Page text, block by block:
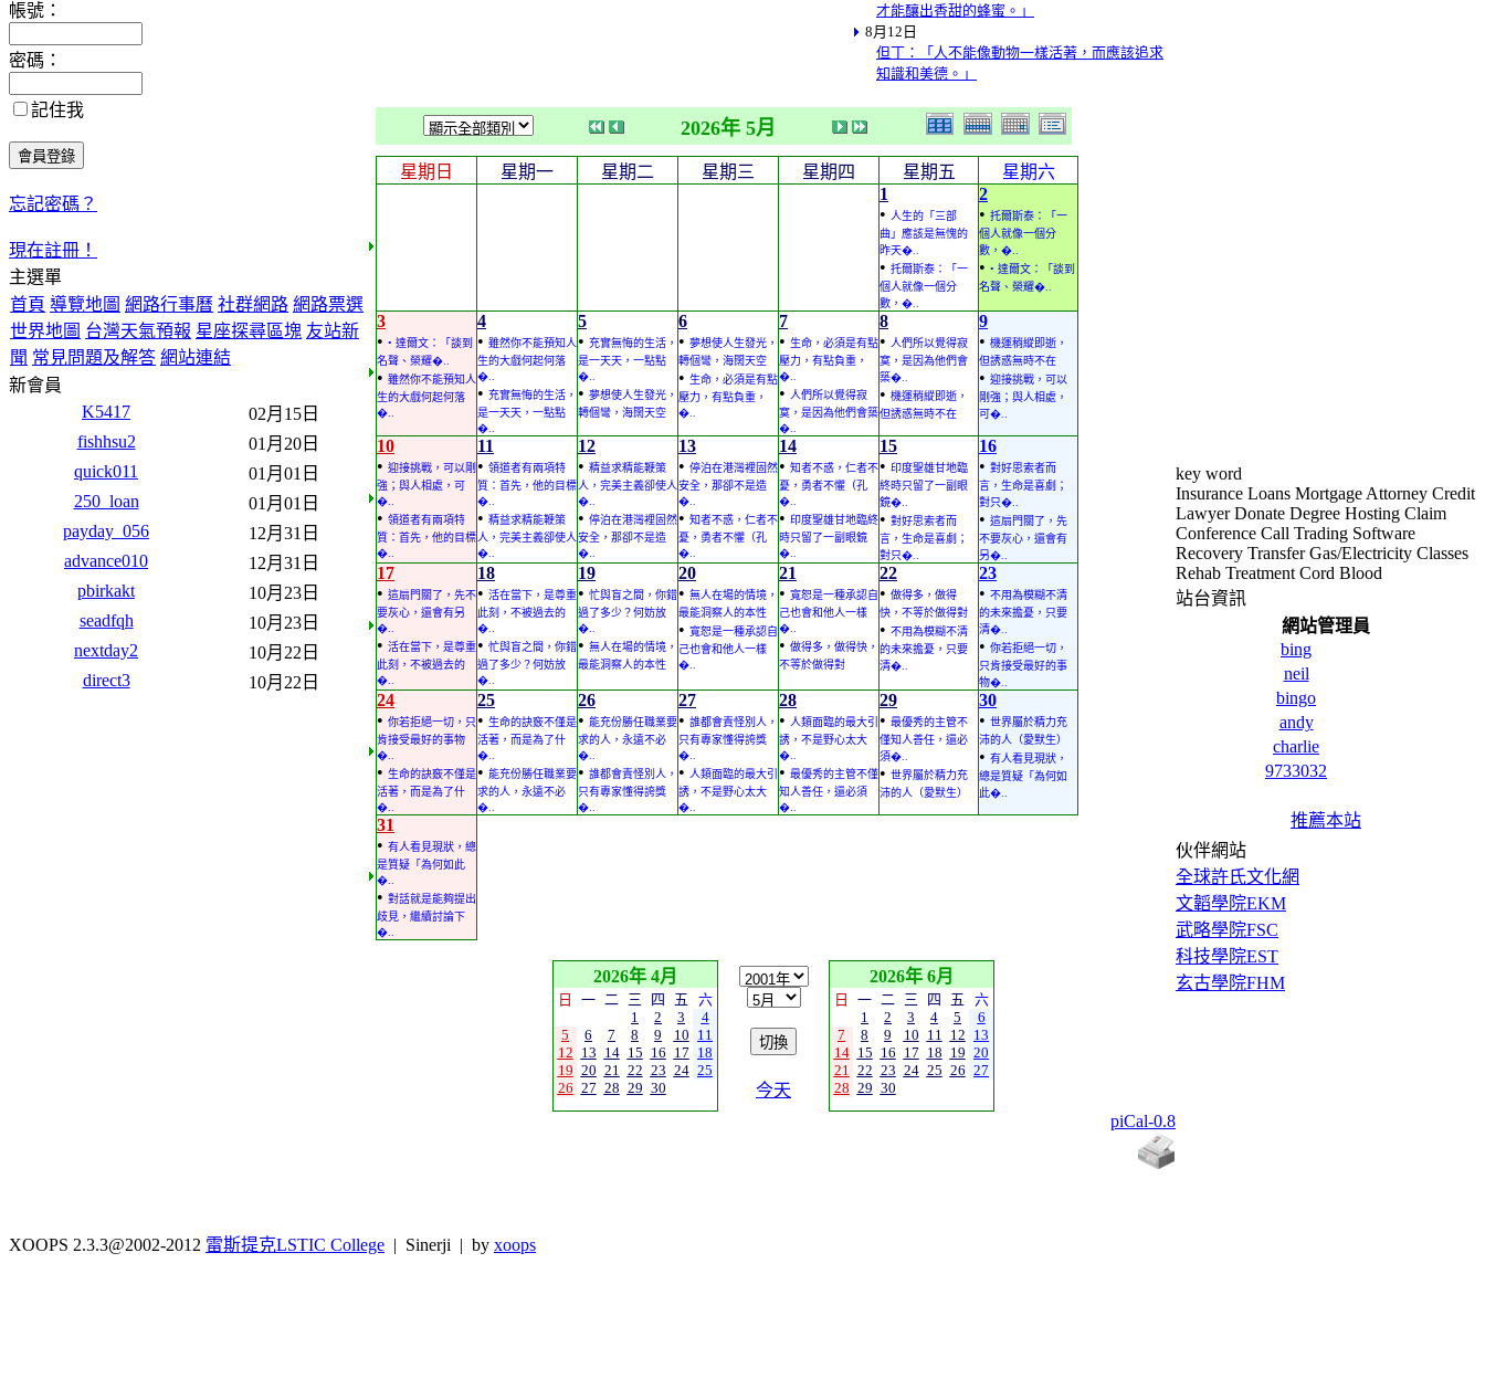
帳號：
密碼：
記住我
忘記密碼？
現在註冊！
主選單
首頁 導覽地圖 網路行事曆 社群網路 網路票選
世界地圖 台灣天氣預報 星座探尋區塊 友站新
聞 常見問題及解答 網站連結
新會員
K5417
02月15日
fishhsu2
01月20日
quick011
01月01日
250_loan
01月01日
payday_056
12月31日
advance010
12月31日
pbirkakt
10月23日
seadfqh
10月23日
nextday2
10月22日
direct3
10月22日
才能釀出香甜的蜂蜜。」
8月12日
但丁：「人不能像動物一樣活著，而應該追求
知識和美德。」
2026年 5月
星期日 星期一 星期二 星期三 星期四 星期五
星期六
1
• 人生的「三部
曲」應該是無愧的
昨天�..
• 托爾斯泰：「一
個人就像一個分
數，�..
2
• 托爾斯泰：「一
個人就像一個分
數，�..
• • 達爾文：「談到
名聲、榮耀�..
3
• • 達爾文：「談到
名聲、榮耀�..
• 雖然你不能預知人
生的大戲何起何落
�..
4
• 雖然你不能預知人
生的大戲何起何落
�..
• 充實無悔的生活，
是一天天，一點點
�..
5
• 充實無悔的生活，
是一天天，一點點
�..
• 夢想使人生發光，
轉個彎，海闊天空
6
• 夢想使人生發光，
轉個彎，海闊天空
• 生命，必須是有點
壓力，有點負重，
�..
7
• 生命，必須是有點
壓力，有點負重，
�..
• 人們所以覺得寂
寞，是因為他們會築
�..
8
• 人們所以覺得寂
寞，是因為他們會
築�..
• 機運稍縱即逝，
但誘惑無時不在
9
• 機運稍縱即逝，
但誘惑無時不在
• 迎接挑戰，可以
剛強；與人相處，
可�..
10
• 迎接挑戰，可以剛
強；與人相處，可
�..
• 領道者有兩項特
質：首先，他的目標
�..
11
• 領道者有兩項特
質：首先，他的目標
�..
• 精益求精能鞭策
人，完美主義卻使人
�..
12
• 精益求精能鞭策
人，完美主義卻使人
�..
• 停泊在港灣裡固然
安全，那卻不是造
�..
13
• 停泊在港灣裡固然
安全，那卻不是造
�..
• 知者不惑，仁者不
憂，勇者不懼（孔
�..
14
• 知者不惑，仁者不
憂，勇者不懼（孔
�..
• 印度聖雄甘地臨終
時只留了一副眼鏡
�..
15
• 印度聖雄甘地臨
終時只留了一副眼
鏡�..
• 對好思索者而
言，生命是喜劇；
對只�..
16
• 對好思索者而
言，生命是喜劇；
對只�..
• 這扇門關了，先
不要灰心，還會有
另�..
17
• 這扇門關了，先不
要灰心，還會有另
�..
• 活在當下，是尊重
此刻，不被過去的
�..
18
• 活在當下，是尊重
此刻，不被過去的
�..
• 忙與盲之間，你錯
過了多少？何妨放
�..
19
• 忙與盲之間，你錯
過了多少？何妨放
�..
• 無人在場的情境，
最能洞察人的本性
20
• 無人在場的情境，
最能洞察人的本性
• 寬恕是一種承認自
己也會和他人一樣
�..
21
• 寬恕是一種承認自
己也會和他人一樣
�..
• 做得多，做得快，
不等於做得對
22
• 做得多，做得
快，不等於做得對
• 不用為模糊不清
的未來擔憂，只要
清�..
23
• 不用為模糊不清
的未來擔憂，只要
清�..
• 你若拒絕一切，
只肯接受最好的事
物�..
24
• 你若拒絕一切，只
肯接受最好的事物
�..
• 生命的訣竅不僅是
活著，而是為了什
�..
25
• 生命的訣竅不僅是
活著，而是為了什
�..
• 能充份勝任職業要
求的人，永遠不必
�..
26
• 能充份勝任職業要
求的人，永遠不必
�..
• 誰都會責怪別人，
只有專家懂得誇獎
�..
27
• 誰都會責怪別人，
只有專家懂得誇獎
�..
• 人類面臨的最大引
誘，不是野心太大
�..
28
• 人類面臨的最大引
誘，不是野心太大
�..
• 最優秀的主管不僅
知人善任，還必須
�..
29
• 最優秀的主管不
僅知人善任，還必
須�..
• 世界屬於精力充
沛的人（愛默生）
30
• 世界屬於精力充
沛的人（愛默生）
• 有人看見現狀，
總是質疑「為何如
此�..
31
• 有人看見現狀，總
是質疑「為何如此
�..
• 對話就是能夠提出
歧見，繼續討論下
�..
2026年 4月
日 一 二 三 四 五
六
1
2 3
4
5
6 7 8 9 10 11
12 13 14 15 16 17 18
19 20 21 22 23 24 25
26 27 28 29 30 今天
2026年 6月
日 一 二 三 四 五
六
1
2 3 4 5
6
7
8 9 10 11 12 13
14 15 16 17 18 19 20
21 22 23 24 25 26 27
28 29 30
piCal-0.8
key word
Insurance Loans Mortgage Attorney Credit
Lawyer Donate Degree Hosting Claim
Conference Call Trading Software
Recovery Transfer Gas/Electricity Classes
Rehab Treatment Cord Blood
站台資訊
網站管理員
bing
neil
bingo
andy
charlie
9733032
推薦本站
伙伴網站
全球許氏文化網
文韜學院EKM
武略學院FSC
科技學院EST
玄古學院FHM
XOOPS 2.3.3@2002-2012 雷斯提克LSTIC College | Sinerji | by xoops